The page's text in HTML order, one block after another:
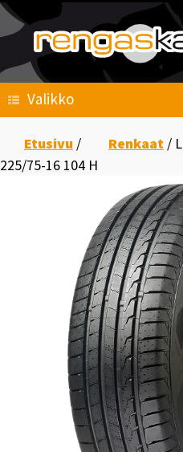
Skip
content
Valikko
Etusivu / Renkaat /
225/75-16 104 H